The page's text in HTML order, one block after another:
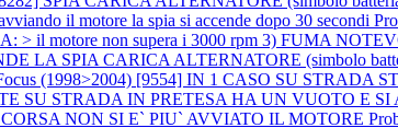
il motore la spia si accende dopo 30 secondi
il motore non supera i 3000 rpm 3) FUMA
LA SPIA CARICA ALTERNATORE (simbolo
(1998>2004) [9554] IN 1 CASO SU STRADA
SU STRADA IN PRETESA HA UN VUOTO E
CORSA NON SI E` PIU` AVVIATO IL MOTORE